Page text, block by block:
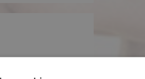
din personlighet mot